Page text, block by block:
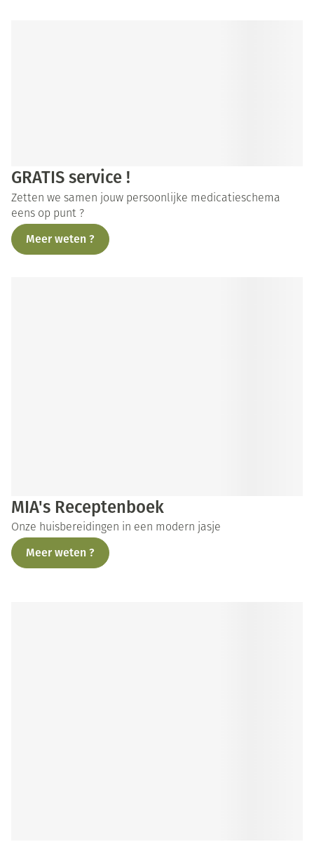
GRATIS service !
Zetten we samen jouw persoonlijke medicatieschema
eens op punt ?
Meer weten ?
MIA's Receptenboek
Onze huisbereidingen in een modern jasje
Meer weten ?